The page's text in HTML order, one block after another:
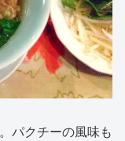
パクチーの風味も